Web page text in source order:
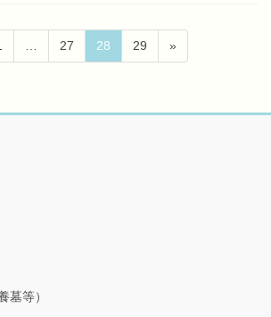
固
定
27
固
定
28
固
定
29 »
墓等）